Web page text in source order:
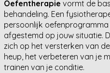
Oefentherapie vormt de
behandeling. Een
persoonlijk
afgestemd op jouw situatie.
zich op het versterken van
heup, het verbeteren van je
trainen van je conditie.